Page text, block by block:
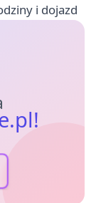
i dojazd